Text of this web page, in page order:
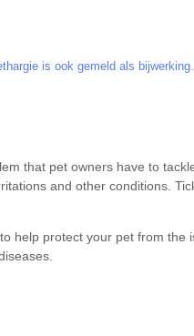
is ook gemeld als bijwerking.